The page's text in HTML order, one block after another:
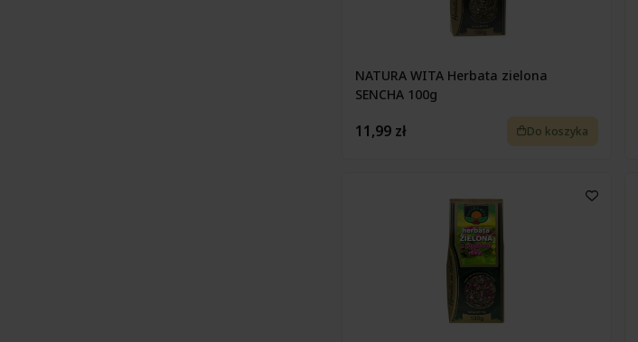
NATURA WITA Herbata zielona
SENCHA 100g
11,99 zł Do koszyka